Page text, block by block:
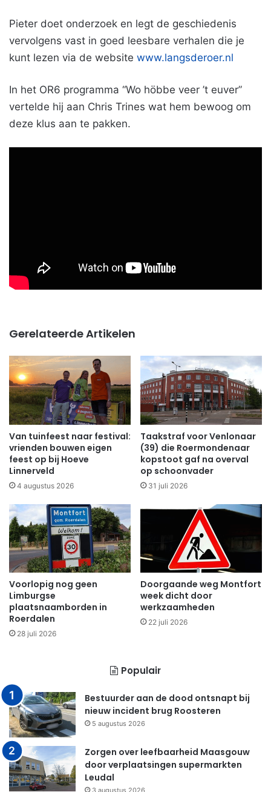
Pieter doet onderzoek en legt de geschiedenis
vervolgens vast in goed leesbare verhalen die je
kunt lezen via de website www.langsderoer.nl
In het OR6 programma “Wo höbbe veer ’t euver”
vertelde hij aan Chris Trines wat hem bewoog om
deze klus aan te pakken.
Gerelateerde Artikelen
Van tuinfeest naar festival:
vrienden bouwen eigen
feest op bij Hoeve
Linnerveld
4 augustus 2026
Taakstraf voor Venlonaar
(39) die Roermondenaar
kopstoot gaf na overval
op schoonvader
31 juli 2026
Voorlopig nog geen
Limburgse
plaatsnaamborden in
Roerdalen
28 juli 2026
Doorgaande weg Montfort
week dicht door
werkzaamheden
22 juli 2026
Populair
Bestuurder aan de dood ontsnapt bij
nieuw incident brug Roosteren
5 augustus 2026
Zorgen over leefbaarheid Maasgouw
door verplaatsingen supermarkten
Leudal
3 augustus 2026